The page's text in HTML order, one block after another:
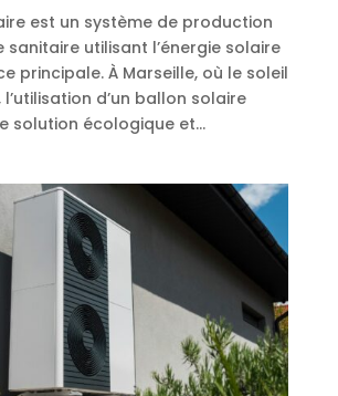
est un système de production
sanitaire utilisant l’énergie solaire
principale. À Marseille, où le soleil
d’un ballon solaire
solution écologique et...